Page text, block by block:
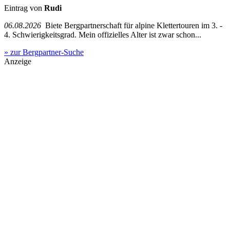
Eintrag von Rudi
06.08.2026 Biete Bergpartnerschaft für alpine Klettertouren im 3. -
4. Schwierigkeitsgrad. Mein offizielles Alter ist zwar schon...
» zur Bergpartner-Suche
Anzeige